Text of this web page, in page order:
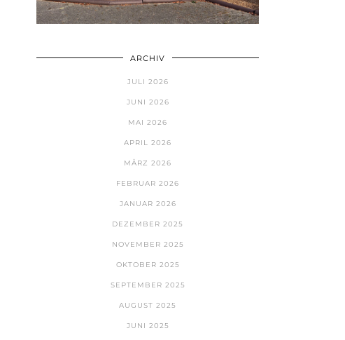
ARCHIV
JULI 2026
JUNI 2026
MAI 2026
APRIL 2026
MÄRZ 2026
FEBRUAR 2026
JANUAR 2026
DEZEMBER 2025
NOVEMBER 2025
OKTOBER 2025
SEPTEMBER 2025
AUGUST 2025
JUNI 2025